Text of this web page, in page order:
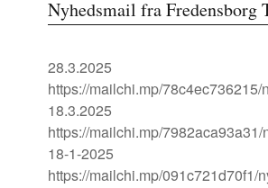
Nyhedsmail fra Fredensborg
28.3.2025
https://mailchi.mp/78c4ec736215/
18.3.2025
https://mailchi.mp/
18-1-2025
https://mailchi.mp/091c721d70f1/